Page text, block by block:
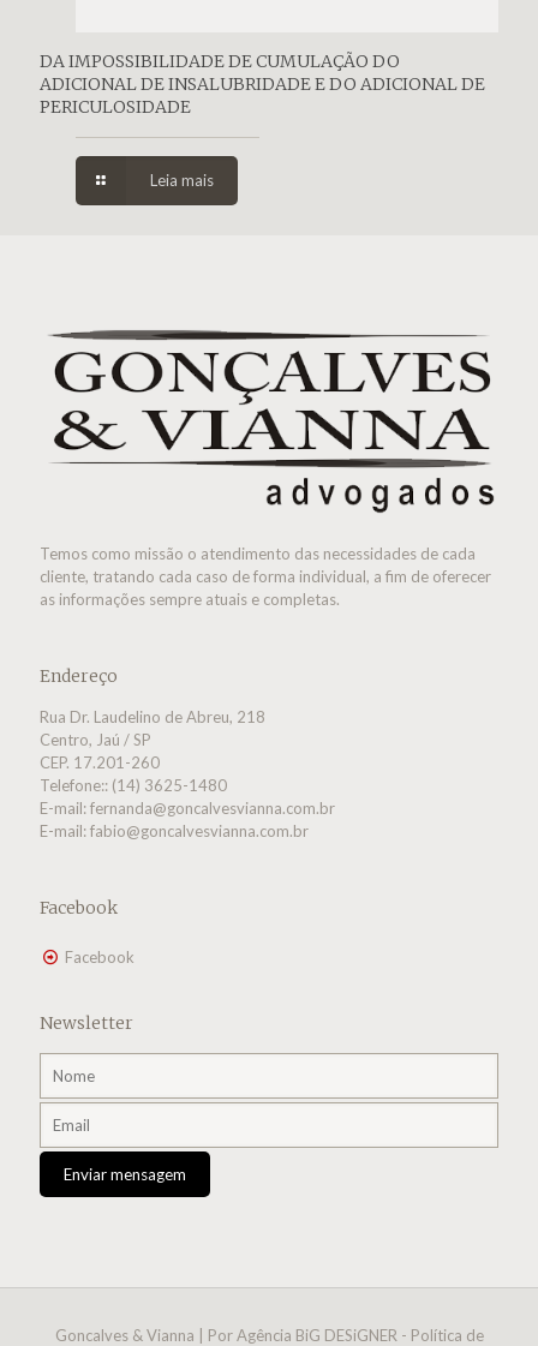
DA IMPOSSIBILIDADE DE CUMULAÇÃO DO
ADICIONAL DE INSALUBRIDADE E DO ADICIONAL DE
PERICULOSIDADE
Leia mais
Temos como missão o atendimento das necessidades de cada
cliente, tratando cada caso de forma individual, a fim de oferecer
as informações sempre atuais e completas.
Endereço
Rua Dr. Laudelino de Abreu, 218
Centro, Jaú / SP
CEP. 17.201-260
Telefone:: (14) 3625-1480
E-mail:fernanda@goncalvesvianna.com.br
E-mail:fabio@goncalvesvianna.com.br
Facebook
Facebook
Newsletter
Goncalves & Vianna | PorAgência BiG DESiGNER - Política de